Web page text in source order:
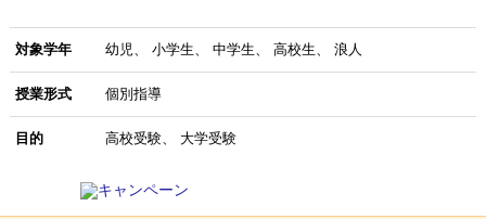
対象学年 幼児 小学生 中学生 高校生 浪人
授業形式 個別指導
目的 高校受験 大学受験